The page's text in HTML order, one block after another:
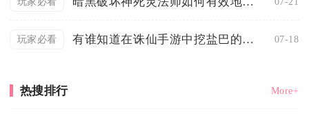
玩家必看 有谁知道在诛仙手游中挖盐巴的具体地点 07-18
热搜排行 More+